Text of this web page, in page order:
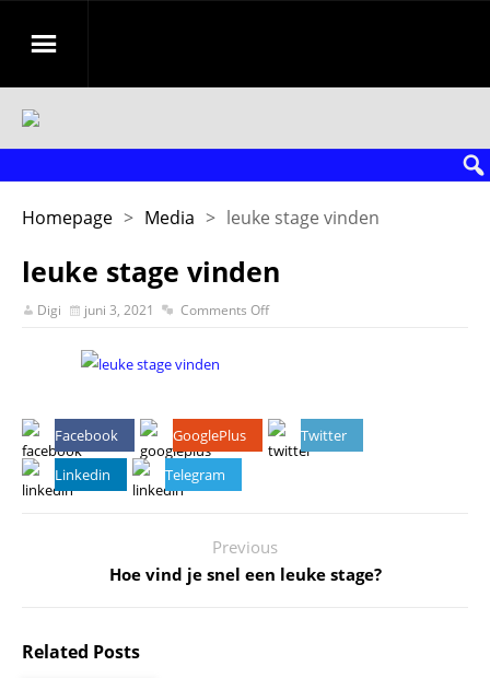
Homepage > Media > leuke stage vinden
leuke stage vinden
Digi juni 3, 2021 Comments Off
Facebook GooglePlus
Twitter
Linkedin
Telegram
Previous
Hoe vind je snel een leuke stage?
Related Posts